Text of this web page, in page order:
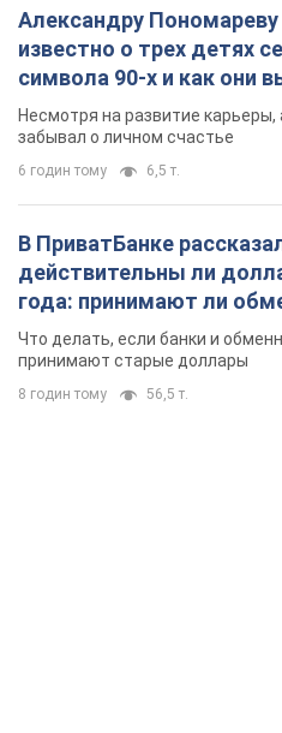
действительны ли
года: принимают ли
банки такие купюры
принимают старые доллары